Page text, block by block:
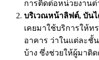
การติดต่อหน่วยงานต่
บริเวณหน้าลิฟต์, บันไ
เคยมาใช้บริการให้ท
อาคาร ว่าในแต่ละชั้
บ้าง ซึ่งช่วยให้ผู้มาติ